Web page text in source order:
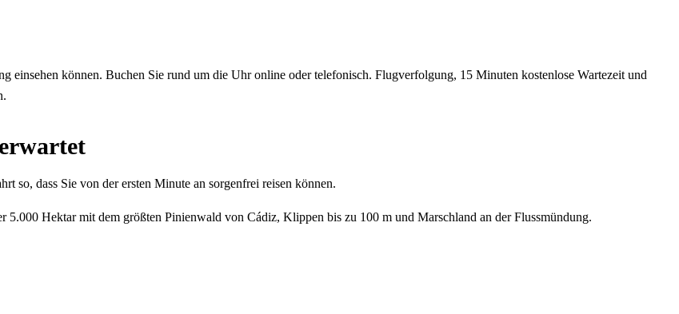
einsehen können. Buchen Sie rund um die Uhr online oder telefonisch. Flugverfolgung, 15 Minuten kostenlose Wartezeit und
so, dass Sie von der ersten Minute an sorgenfrei reisen können.
5.000 Hektar mit dem größten Pinienwald von Cádiz, Klippen bis zu 100 m und Marschland an der Flussmündung.